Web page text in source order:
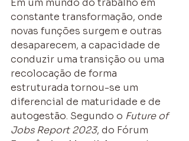
Em um mundo do trabalho em
constante transformação, onde
novas funções surgem e outras
desaparecem, a capacidade de
conduzir uma transição ou uma
recolocação de forma
estruturada tornou-se um
diferencial de maturidade e de
autogestão. Segundo o Future of
Jobs Report 2023, do Fórum